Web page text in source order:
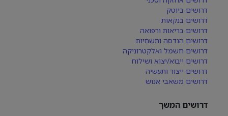
דרושים ביוטק
דרושים בנקאות
דרושים בריאות ורפואה
דרושים הנדסה ותשתיות
דרושים חשמל ואלקטרוניקה
דרושים ייבוא/יצוא ושילוח
דרושים ייצור ותעשיה
דרושים משאבי אנוש
דרושים המשך